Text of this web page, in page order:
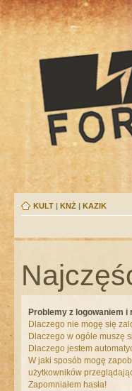
KULT | KNŻ | KAZIK
Problemy z logowaniem
Dlaczego nie mogę się
Dlaczego w ogóle muszę
Dlaczego jestem
W jaki sposób mogę
użytkowników
Zapomniałem hasła!